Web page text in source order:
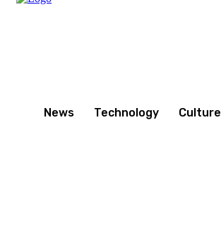
News Technology Culture